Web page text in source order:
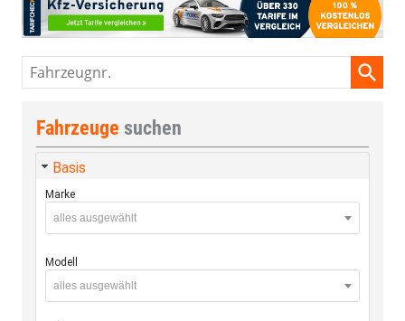
Fahrzeugnr.
Fahrzeuge suchen
Basis
Marke
alles ausgewählt
Modell
alles ausgewählt